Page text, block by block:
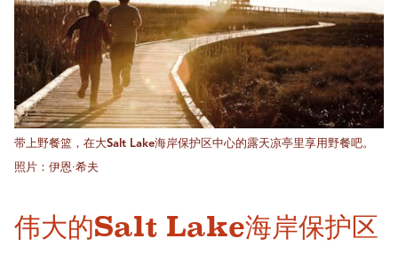
带上野餐篮，在大Salt Lake海岸保护区中心的露天凉亭里享用野餐吧。
照片：伊恩·希夫
伟大的Salt Lake海岸保护区